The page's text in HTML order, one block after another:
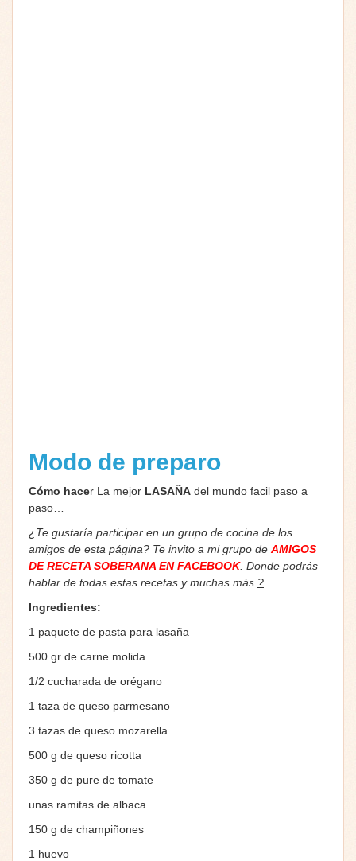
Modo de preparo
Cómo hacer La mejor LASAÑA del mundo facil paso a
paso…
¿Te gustaría participar en un grupo de cocina de los
amigos de esta página? Te invito a mi grupo de AMIGOS
DE RECETA SOBERANA EN FACEBOOK. Donde podrás
hablar de todas estas recetas y muchas más. ?
Ingredientes:
1 paquete de pasta para lasaña
500 gr de carne molida
1/2 cucharada de orégano
1 taza de queso parmesano
3 tazas de queso mozarella
500 g de queso ricotta
350 g de pure de tomate
unas ramitas de albaca
150 g de champiñones
1 huevo